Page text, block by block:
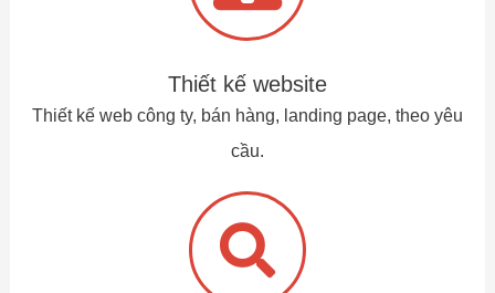
Thiết kế website
Thiết kế web công ty, bán hàng, landing page, theo yêu
cầu.